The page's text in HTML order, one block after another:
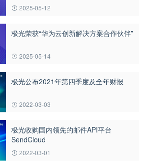
2025-05-12
极光荣获“华为云创新解决方案合作伙伴”
2025-05-14
极光公布2021年第四季度及全年财报
2022-03-03
极光收购国内领先的邮件API平台
SendCloud
2022-03-01